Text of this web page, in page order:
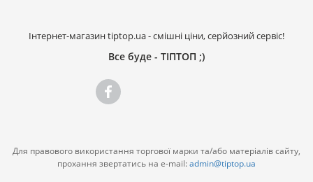
Інтернет-магазин tiptop.ua - смішні ціни, серйозний сервіс!
Все буде - ТІПТОП ;)
Для правового використання торгової марки та/або матеріалів сайту,
прохання звертатись на e-mail:admin@tiptop.ua